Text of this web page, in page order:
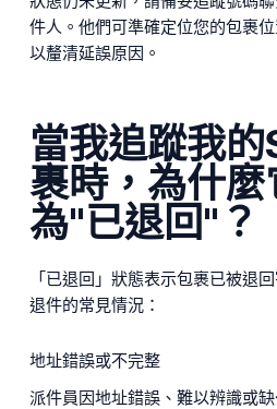
件人。他們可準確定位您的包裹
以釐清延誤原因。
當我追蹤我
裹時，為什麼
為"已退回"？
「已退回」狀態表示包裹已被退
退件的常見情況：
地址錯誤或不完整
派件員因地址錯誤、難以辨識或